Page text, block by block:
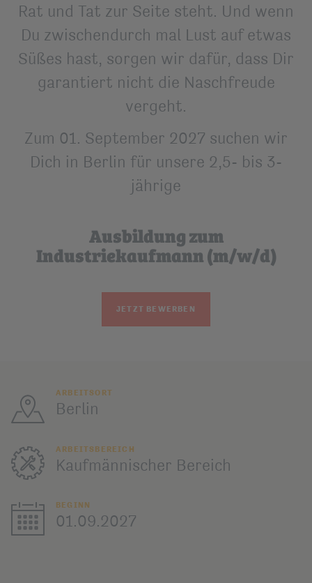
Rat und Tat zur Seite steht. Und wenn
Du zwischendurch mal Lust auf etwas
Süßes hast, sorgen wir dafür, dass Dir
garantiert nicht die Naschfreude
vergeht.
Zum 01. September 2027 suchen wir
Dich in Berlin für unsere 2,5- bis 3-
jährige
Ausbildung zum
Industriekaufmann (m/w/d)
JETZT BEWERBEN
ARBEITSORT
Berlin
ARBEITSBEREICH
Kaufmännischer Bereich
BEGINN
01.09.2027